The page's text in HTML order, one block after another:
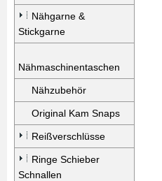
Nähgarne &
Stickgarne
Nähmaschinentaschen
Nähzubehör
Original Kam Snaps
Reißverschlüsse
Ringe Schieber
Schnallen